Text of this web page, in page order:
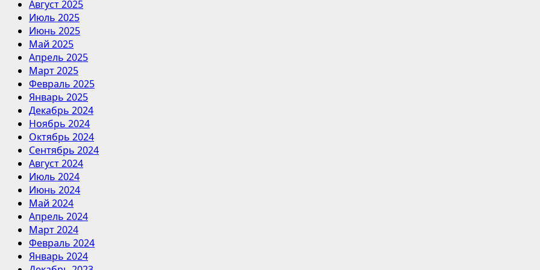
Август 2025
Июль 2025
Июнь 2025
Май 2025
Апрель 2025
Март 2025
Февраль 2025
Январь 2025
Декабрь 2024
Ноябрь 2024
Октябрь 2024
Сентябрь 2024
Август 2024
Июль 2024
Июнь 2024
Май 2024
Апрель 2024
Март 2024
Февраль 2024
Январь 2024